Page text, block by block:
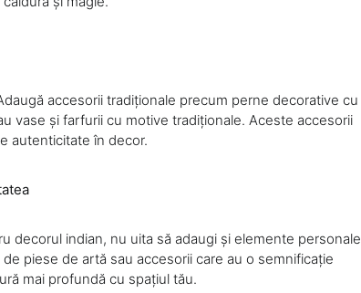
accesorii tradiționale precum perne decorative cu
vase și farfurii cu motive tradiționale. Aceste accesorii
autenticitate în decor.
decorul indian, nu uita să adaugi și elemente personale
piese de artă sau accesorii care au o semnificație
mai profundă cu spațiul tău.